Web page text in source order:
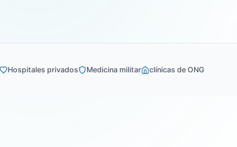
Hospitales privados Medicina militar clínicas de ONG